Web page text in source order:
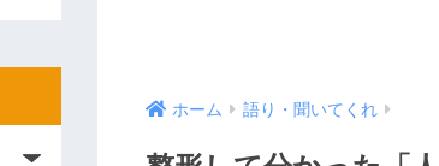
ホーム 語り・聞いてくれ